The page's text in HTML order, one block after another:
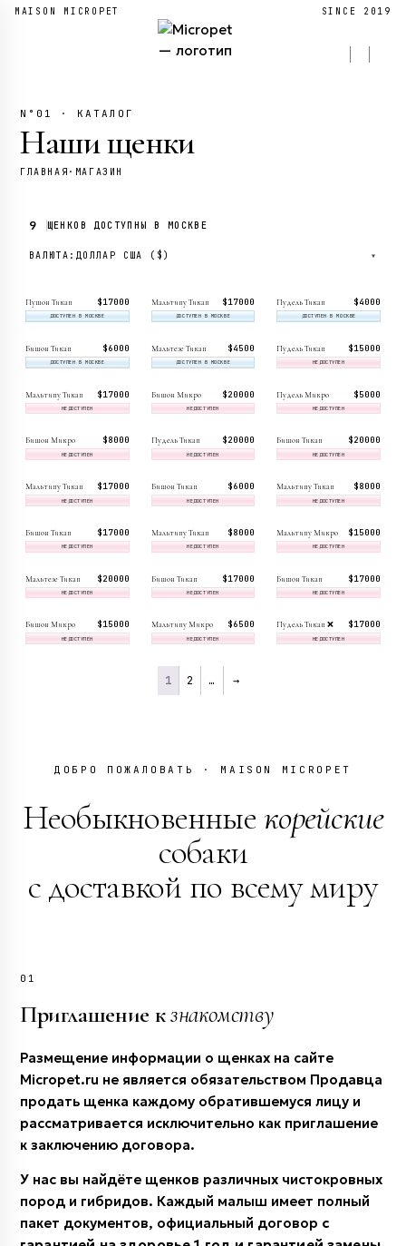
MAISON MICROPET SINCE 2019
N°01 · КАТАЛОГ
Наши щенки
ГЛАВНАЯ · МАГАЗИН
9 ЩЕНКОВ ДОСТУПНЫ В МОСКВЕ
ВАЛЮТА: ДОЛЛАР США ($) ▾
Пушон Тикап $17 000
ДОСТУПЕН В МОСКВЕ
Мальтипу Тикап $17 000
ДОСТУПЕН В МОСКВЕ
Пудель Тикап $4 000
ДОСТУПЕН В МОСКВЕ
Бишон Тикап $6 000
ДОСТУПЕН В МОСКВЕ
Мальтезе Тикап $4 500
ДОСТУПЕН В МОСКВЕ
Пудель Тикап $15 000
НЕДОСТУПЕН
Мальтипу Тикап $17 000
НЕДОСТУПЕН
Бишон Микро $20 000
НЕДОСТУПЕН
Пудель Микро $5 000
НЕДОСТУПЕН
Бишон Микро $8 000
НЕДОСТУПЕН
Пудель Тикап $20 000
НЕДОСТУПЕН
Бишон Тикап $20 000
НЕДОСТУПЕН
Мальтипу Тикап $17 000
НЕДОСТУПЕН
Бишон Тикап $6 000
НЕДОСТУПЕН
Мальтипу Тикап $8 000
НЕДОСТУПЕН
Бишон Тикап $17 000
НЕДОСТУПЕН
Мальтипу Тикап $8 000
НЕДОСТУПЕН
Мальтипу Микро $15 000
НЕДОСТУПЕН
Мальтезе Тикап $20 000
НЕДОСТУПЕН
Бишон Тикап $17 000
НЕДОСТУПЕН
Бишон Тикап $17 000
НЕДОСТУПЕН
Бишон Микро $15 000
НЕДОСТУПЕН
Мальтипу Микро $6 500
НЕДОСТУПЕН
Пудель Тикап ❌ $17 000
НЕДОСТУПЕН
1 2 … →
ДОБРО ПОЖАЛОВАТЬ · MAISON MICROPET
Необыкновенныекорейские
собаки
с доставкой по всему миру
01
Приглашение кзнакомству
Размещение информации о щенках на сайте
Micropet.ru не является обязательством Продавца
продать щенка каждому обратившемуся лицу и
рассматривается исключительно как приглашение
к заключению договора.
У нас вы найдёте щенков различных чистокровных
пород и гибридов. Каждый малыш имеет полный
пакет документов, официальный договор с